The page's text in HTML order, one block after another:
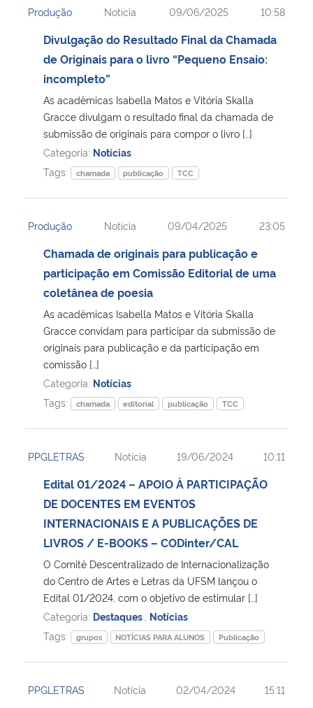
Ministério da Cidadania
Ministério da Saúde
Ministério de Minas e Energia
Ministério da Ciência, Tecnologia, Inovações e Comunicações
Ministério do Meio Ambiente
Ministério do Turismo
Ministério do Desenvolvimento Regional
Controladoria-Geral da União
Ministério da Mulher, da Família e dos Direitos Humanos
Secretaria-Geral
Secretaria de Governo
Advocacia-Geral da União
Produção Notícia 09/06/2025 10:58
Divulgação do Resultado Final da Chamada
de Originais para o livro “Pequeno Ensaio:
incompleto”
As acadêmicas Isabella Matos e Vitória Skalla
Gracce divulgam o resultado final da chamada de
submissão de originais para compor o livro […]
Categoria: Notícias
Tags:
chamada publicação TCC
Produção Notícia 09/04/2025 23:05
Chamada de originais para publicação e
participação em Comissão Editorial de uma
coletânea de poesia
As acadêmicas Isabella Matos e Vitória Skalla
Gracce convidam para participar da submissão de
originais para publicação e da participação em
comissão […]
Categoria: Notícias
Tags:
chamada editorial publicação TCC
PPGLETRAS Notícia 19/06/2024 10:11
Edital 01/2024 – APOIO À PARTICIPAÇÃO
DE DOCENTES EM EVENTOS
INTERNACIONAIS E A PUBLICAÇÕES DE
LIVROS / E-BOOKS – CODinter/CAL
O Comitê Descentralizado de Internacionalização
do Centro de Artes e Letras da UFSM lançou o
Edital 01/2024, com o objetivo de estimular […]
Categoria: Destaques Notícias
Tags:
grupos NOTÍCIAS PARA ALUNOS Publicação
PPGLETRAS Notícia 02/04/2024 15:11